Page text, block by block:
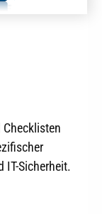
IT-Sicherheit.